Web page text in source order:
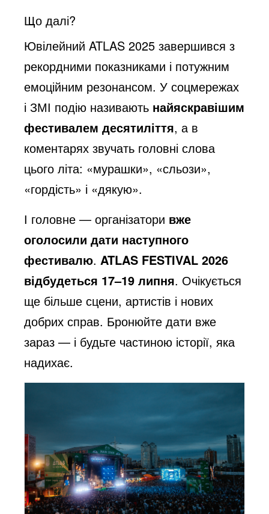
Що далі?
Ювілейний ATLAS 2025 завершився з
рекордними показниками і потужним
емоційним резонансом. У соцмережах
і ЗМІ подію називають найяскравішим
фестивалем десятиліття, а в
коментарях звучать головні слова
цього літа: «мурашки», «сльози»,
«гордість» і «дякую».
І головне — організатори вже
оголосили дати наступного
фестивалю. ATLAS FESTIVAL 2026
відбудеться 17–19 липня. Очікується
ще більше сцени, артистів і нових
добрих справ. Бронюйте дати вже
зараз — і будьте частиною історії, яка
надихає.